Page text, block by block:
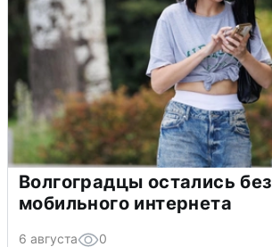
Волгоградцы остались без
мобильного интернета
6 августа 0